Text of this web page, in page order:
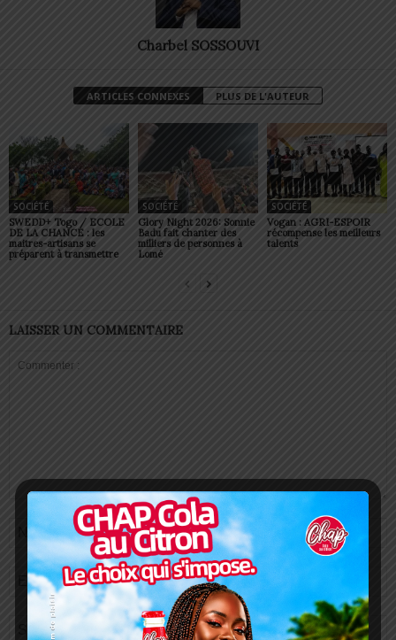
Charbel SOSSOUVI
ARTICLES CONNEXES PLUS DE L'AUTEUR
SOCIÉTÉ
SWEDD+ Togo / ECOLE
DE LA CHANCE : les
maitres-artisans se
préparent à transmettre
SOCIÉTÉ
Glory Night 2026: Sonnie
Badu fait chanter des
milliers de personnes à
Lomé
SOCIÉTÉ
Vogan : AGRI-ESPOIR
récompense les meilleurs
talents
LAISSER UN COMMENTAIRE